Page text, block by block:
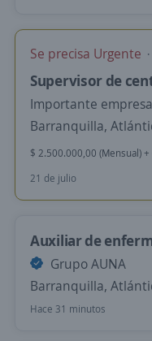
Se precisa Urgente
Supervisor de
Importante
Barranquilla,
$ 2.500.000,00 (Mensual)
21 de julio
Auxiliar de
Grupo AUNA
Barranquilla,
Hace 31 minutos